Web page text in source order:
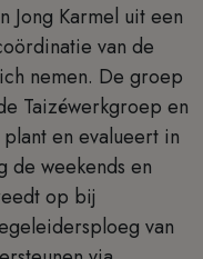
Jong Karmel uit een
van de
nemen. De groep
Taizéwerkgroep en
en evalueert in
weekends en
op bij
van